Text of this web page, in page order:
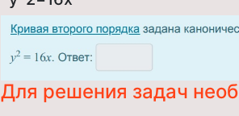
Для решения задач